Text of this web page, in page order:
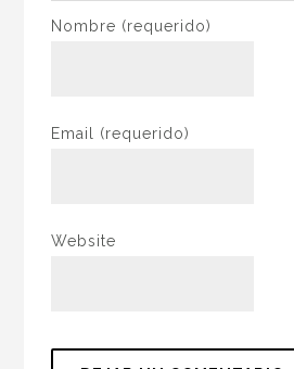
Nombre (requerido)
Email (requerido)
Website